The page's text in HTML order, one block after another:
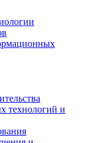
технологий и